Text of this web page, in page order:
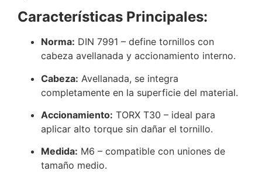
Características Principales:
Norma: DIN 7991 – define tornillos con
cabeza avellanada y accionamiento interno.
Cabeza: Avellanada, se integra
completamente en la superficie del material.
Accionamiento: TORX T30 – ideal para
aplicar alto torque sin dañar el tornillo.
Medida: M6 – compatible con uniones de
tamaño medio.